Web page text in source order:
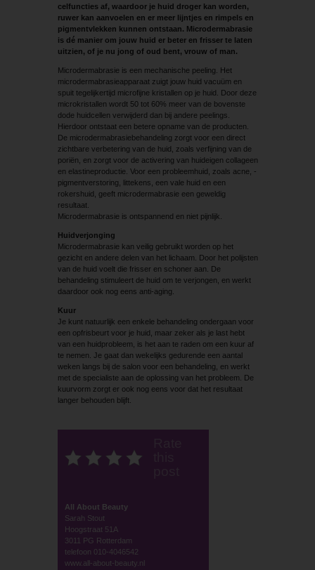
celfuncties af, waardoor je huid droger kan worden,
ruwer kan aanvoelen en er meer lijntjes en rimpels en
pigmentvlekken kunnen ontstaan. ­Microdermabrasie
is dé manier om jouw huid er beter en frisser te laten
uitzien, of je nu jong of oud bent, vrouw of man.
Microdermabrasie is een mechanische peeling. Het
microdermabrasieapparaat zuigt jouw huid vacuüm en
spuit tegelijkertijd microfijne kristallen op je huid. Door deze
microkristallen wordt 50 tot 60% meer van de bovenste
dode huidcellen verwijderd dan bij andere peelings.
Hierdoor ontstaat een betere opname van de producten.
De microdermabrasiebehandeling zorgt voor een direct
zichtbare verbetering van de huid, zoals verfijning van de
poriën, en zorgt voor de activering van huideigen collageen
en elastineproductie. Voor een probleemhuid, zoals acne, ­
pigmentverstoring, littekens, een vale huid en een
rokershuid, geeft microdermabrasie een geweldig
resultaat.
Microdermabrasie is ontspannend en niet pijnlijk.
Huidverjonging
Microdermabrasie kan veilig gebruikt worden op het
gezicht en andere delen van het lichaam. Door het polijsten
van de huid voelt die frisser en schoner aan. De
behandeling stimuleert de huid om te verjongen, en werkt
daardoor ook nog eens anti-aging.
Kuur
Je kunt natuurlijk een enkele behandeling ondergaan voor
een opfrisbeurt voor je huid, maar zeker als je last hebt
van een huidprobleem, is het aan te raden om een kuur af
te nemen. Je gaat dan wekelijks gedurende een aantal
weken langs bij de salon voor een behandeling, en werkt
met de specialiste aan de oplossing van het probleem. De
kuurvorm zorgt er ook nog eens voor dat het resultaat
langer behouden blijft.
All About Beauty
Sarah Stout
Hoogstraat 51A
3011 PG Rotterdam
telefoon 010-4046542
www.all-about-beauty.nl